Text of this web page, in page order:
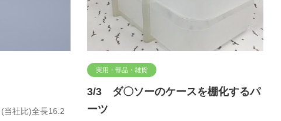
当社比)全長16.2
実用・部品・雑貨
3/3 ダ〇ソーのケースを棚化するパ
ーツ